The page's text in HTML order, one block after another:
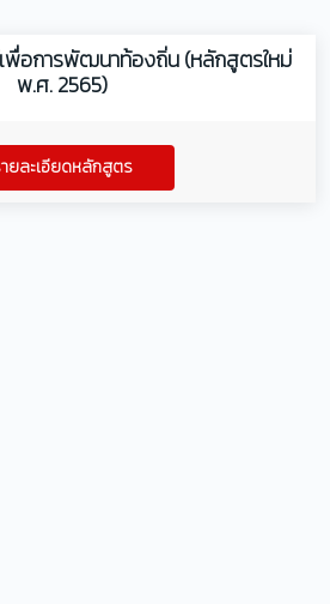
พื่อการพัฒนาท้องถิ่น (หลักสูตรใหม่
พ.ศ. 2565)
ยละเอียดหลักสูตร